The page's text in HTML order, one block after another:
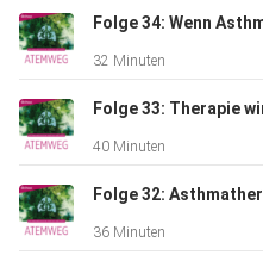
Netzwerk
Versorgungsforschung e.V.
Fabian Baum – Deutsches
Versorgungsforschung e.V. AG
Vorständin, BKK
Dachverband e.V. • Aaron
32 Minuten
40 Minuten
36 Minuten